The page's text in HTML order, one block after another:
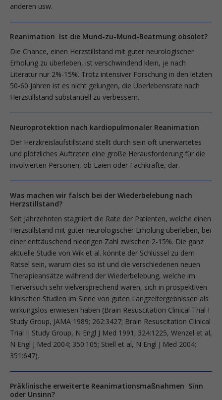
anderen usw.
Reanimation Ist die Mund-zu-Mund-Beatmung obsolet?
Die Chance, einen Herzstillstand mit guter neurologischer
Erholung zu überleben, ist verschwindend klein, je nach
Literatur nur 2%-15%. Trotz intensiver Forschung in den letzten
50-60 Jahren ist es nicht gelungen, die Überlebensrate nach
Herzstillstand substantiell zu verbessern.
Neuroprotektion nach kardiopulmonaler Reanimation
Der Herzkreislaufstillstand stellt durch sein oft unerwartetes
und plötzliches Auftreten eine große Herausforderung für die
involvierten Personen, ob Laien oder Fachkräfte, dar.
Was machen wir falsch bei der Wiederbelebung nach
Herzstillstand?
Seit Jahrzehnten stagniert die Rate der Patienten, welche einen
Herzstillstand mit guter neurologischer Erholung überleben, bei
einer enttäuschend niedrigen Zahl zwischen 2-15%. Die ganz
aktuelle Studie von Wik et al. könnte der Schlüssel zu dem
Rätsel sein, warum dies so ist und die verschiedenen neuen
Therapieansätze während der Wiederbelebung, welche im
Tierversuch sehr vielversprechend waren, sich in prospektiven
klinischen Studien im Sinne von guten Langzeitergebnissen als
wirkungslos erwiesen haben (Brain Resuscitation Clinical Trial I
Study Group, JAMA 1989; 262:3427; Brain Resuscitation Clinical
Trial II Study Group, N Engl J Med 1991; 324:1225, Wenzel et al,
N Engl J Med 2004; 350:105; Stiell et al, N Engl J Med 2004;
351:647).
Präklinische erweiterte Reanimationsmaßnahmen Sinn
oder Unsinn?